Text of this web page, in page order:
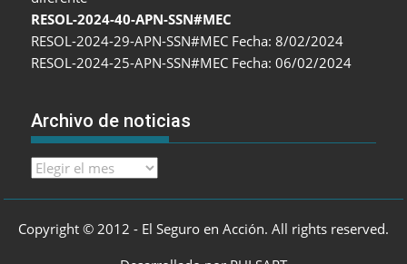
RESOL-2024-40-APN-SSN#MEC
RESOL-2024-29-APN-SSN#MEC Fecha: 8/02/2024
RESOL-2024-25-APN-SSN#MEC Fecha: 06/02/2024
Archivo de noticias
Archivo
Copyright © 2012 - El Seguro en Acción. All rights reserved.